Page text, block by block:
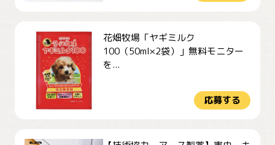
花畑牧場「ヤギミルク
100（50ml×2袋）」無料モニター
を...
応募する